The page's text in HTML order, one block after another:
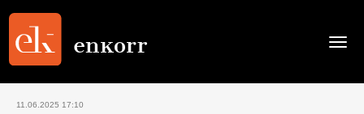
11.06.2025 17:10